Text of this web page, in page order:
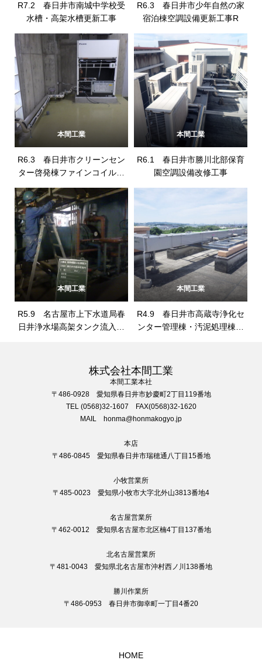
R7.2 春日井市南城中学校受
水槽・高架水槽更新工事
R6.3 春日井市少年自然の家
宿泊棟空調設備更新工事R
本間工業
R6.3 春日井市クリーンセン
ター啓発棟ファインコイル等
修繕
本間工業
R6.1 春日井市勝川北部保育
園空調設備改修工事
本間工業
R5.9 名古屋市上下水道局春
日井浄水場高架タンク流入管
本間工業
R4.9 春日井市高蔵寺浄化セ
ンター管理棟・汚泥処理棟空
株式会社本間工業
本間工業本社
〒486-0928 愛知県春日井市妙慶町2丁目119番地
TEL (0568)32-1607 FAX(0568)32-1620
MAIL honma@honmakogyo.jp
本店
〒486-0845 愛知県春日井市瑞穂通八丁目15番地
小牧営業所
〒485-0023 愛知県小牧市大字北外山3813番地4
名古屋営業所
〒462-0012 愛知県名古屋市北区楠4丁目137番地
北名古屋営業所
〒481-0043 愛知県北名古屋市沖村西ノ川138番地
勝川作業所
〒486-0953 春日井市御幸町一丁目4番20
HOME